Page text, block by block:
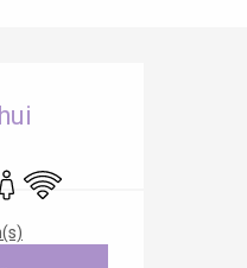
WiFi